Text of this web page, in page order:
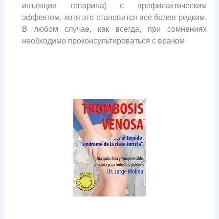
инъекции гепарина) с профилактическим
эффектом, хотя это становится всё более редким.
В любом случае, как всегда, при сомнениях
необходимо проконсультироваться с врачом.